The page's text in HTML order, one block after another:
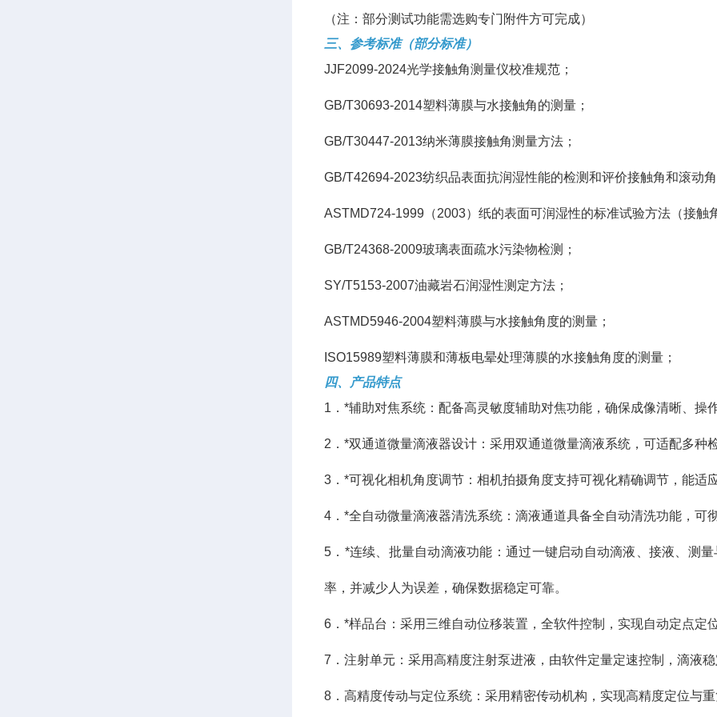
（注：部分测试功能需选购专门附件方可完成）
三、参考标准（部分标准）
JJF2099-2024光学接触角测量仪校准规范；
GB/T30693-2014塑料薄膜与水接触角的测量；
GB/T30447-2013纳米薄膜接触角测量方法；
GB/T42694-2023纺织品表面抗润湿性能的检测和评价接触角和滚动角
ASTMD724-1999（2003）纸的表面可润湿性的标准试验方法（接触
GB/T24368-2009玻璃表面疏水污染物检测；
SY/T5153-2007油藏岩石润湿性测定方法；
ASTMD5946-2004塑料薄膜与水接触角度的测量；
ISO15989塑料薄膜和薄板电晕处理薄膜的水接触角度的测量；
四、产品特点
1．*辅助对焦系统：配备高灵敏度辅助对焦功能，确保成像清晰、操
2．*双通道微量滴液器设计：采用双通道微量滴液系统，可适配多种
3．*可视化相机角度调节：相机拍摄角度支持可视化精确调节，能适
4．*全自动微量滴液器清洗系统：滴液通道具备全自动清洗功能，可
5．*连续、批量自动滴液功能：通过一键启动自动滴液、接液、测
率，并减少人为误差，确保数据稳定可靠。
6．*样品台：采用三维自动位移装置，全软件控制，实现自动定点定
7．注射单元：采用高精度注射泵进液，由软件定量定速控制，滴液稳
8．高精度传动与定位系统：采用精密传动机构，实现高精度定位与